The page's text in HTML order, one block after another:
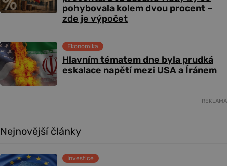
pohybovala kolem dvou procent –
zde je výpočet
Hlavním tématem dne byla prudká
eskalace napětí mezi USA a Íránem
Ekonomika
REKLAMA
Nejnovější články
Investice